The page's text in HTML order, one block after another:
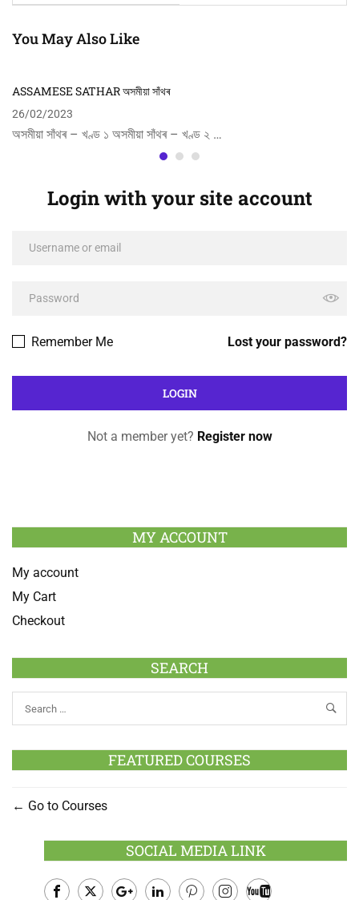
You May Also Like
ASSAMESE SATHAR অসমীয়া সাঁথৰ
26/02/2023
অসমীয়া সাঁথৰ – খণ্ড ১ অসমীয়া সাঁথৰ – খণ্ড ২ …
Login with your site account
Lost your password?
Remember Me
Not a member yet? Register now
MY ACCOUNT
My account
My Cart
Checkout
SEARCH
FEATURED COURSES
Go to Courses
SOCIAL MEDIA LINK